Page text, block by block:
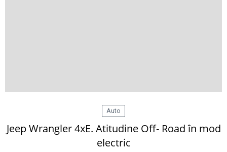
Auto
Jeep Wrangler 4xE. Atitudine Off- Road în mod
electric